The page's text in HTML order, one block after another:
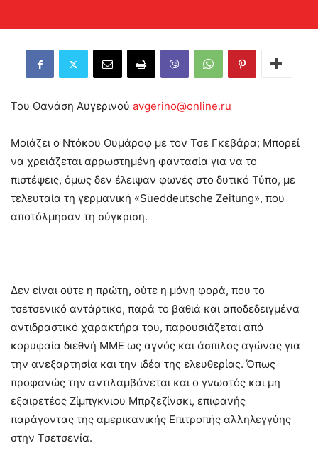
Του Θανάση Αυγερινού avgerino@online.ru
Μοιάζει ο Ντόκου Ουμάροφ με τον Τσε Γκεβάρα; Μπορεί
να χρειάζεται αρρωστημένη φαντασία για να το
πιστέψεις, όμως δεν έλειψαν φωνές στο δυτικό Τύπο, με
τελευταία τη γερμανική «Sueddeutsche Zeitung», που
αποτόλμησαν τη σύγκριση.
Δεν είναι ούτε η πρώτη, ούτε η μόνη φορά, που το
τσετσενικό αντάρτικο, παρά το βαθιά και αποδεδειγμένα
αντιδραστικό χαρακτήρα του, παρουσιάζεται από
κορυφαία διεθνή ΜΜΕ ως αγνός και άσπιλος αγώνας για
την ανεξαρτησία και την ιδέα της ελευθερίας. Όπως
προφανώς την αντιλαμβάνεται και ο γνωστός και μη
εξαιρετέος Ζίμπγκνιου Μπρζεζίνσκι, επιφανής
παράγοντας της αμερικανικής Επιτροπής αλληλεγγύης
στην Τσετσενία.